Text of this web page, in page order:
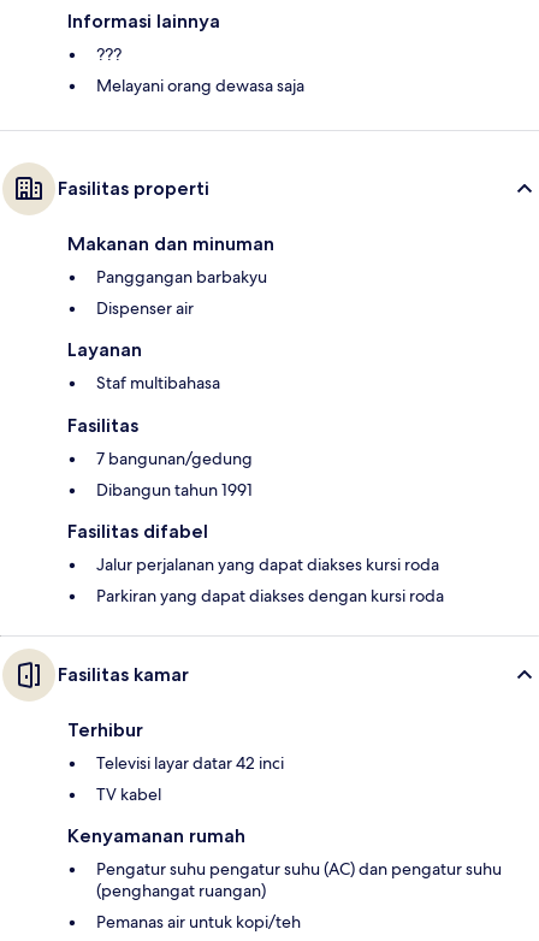
Informasi lainnya
???
Melayani orang dewasa saja
Fasilitas properti
Makanan dan minuman
Panggangan barbakyu
Dispenser air
Layanan
Staf multibahasa
Fasilitas
7 bangunan/gedung
Dibangun tahun 1991
Fasilitas difabel
Jalur perjalanan yang dapat diakses kursi roda
Parkiran yang dapat diakses dengan kursi roda
Fasilitas kamar
Terhibur
Televisi layar datar 42 inci
TV kabel
Kenyamanan rumah
Pengatur suhu pengatur suhu (AC) dan pengatur suhu
(penghangat ruangan)
Pemanas air untuk kopi/teh